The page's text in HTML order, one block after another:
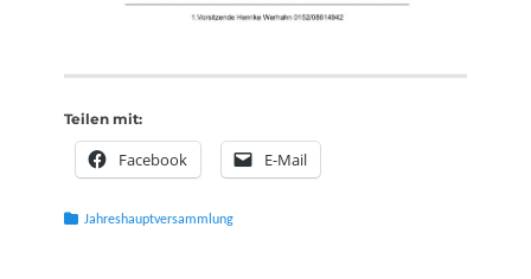
Teilen mit:
Facebook E-Mail
Kategorien
Jahreshauptversammlung